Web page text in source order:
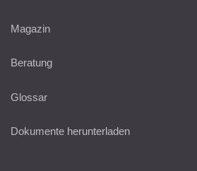
Magazin
Beratung
Glossar
Dokumente herunterladen